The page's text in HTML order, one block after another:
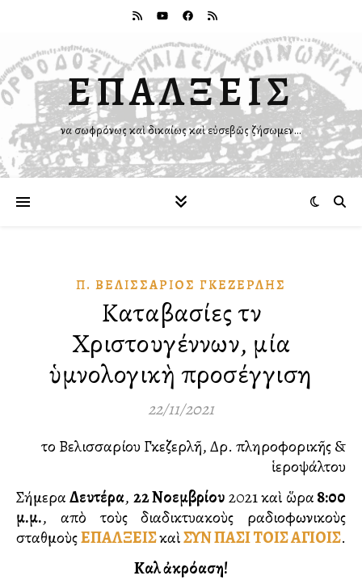
ΕΠΑΛΞΕΙΣ
Ἵνα σωφρόνως καὶ δικαίως καὶ εὐσεβῶς ζήσωμεν…
Π. ΒΕΛΙΣΣΆΡΙΟΣ ΓΚΕΖΕΡΛΉΣ
Καταβασίες τῶν
Χριστουγέννων, μία
ὑμνολογικὴ προσέγγιση
22/11/2021
τοῦ Βελισσαρίου Γκεζερλῆ, Δρ. πληροφορικῆς &
ἱεροψάλτου
ΣήμεραΔευτέρα, 22 Νοεμβρίου2021 καὶ ὥρα8:00
μ.μ., απὸ τοὺς διαδικτυακοὺς ραδιοφωνικοὺς
σταθμοὺςΕΠΑΛΞΕΙΣκαὶΣΥΝ ΠΑΣΙ ΤΟΙΣ ΑΓΙΟΙΣ.
Καλὴ ἀκρόαση!